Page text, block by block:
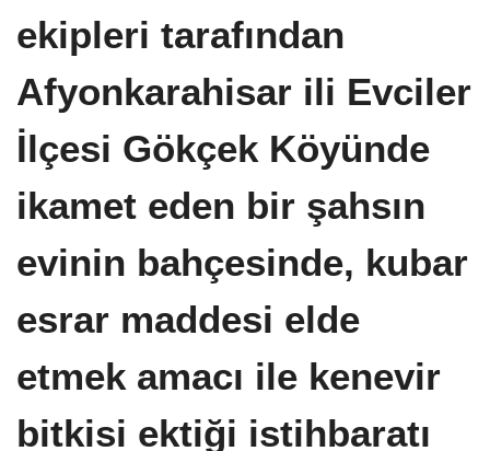
ekipleri tarafından
Afyonkarahisar ili Evciler
İlçesi Gökçek Köyünde
ikamet eden bir şahsın
evinin bahçesinde, kubar
esrar maddesi elde
etmek amacı ile kenevir
bitkisi ektiği istihbaratı